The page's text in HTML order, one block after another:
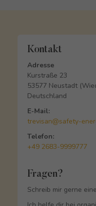
Kontakt
Adresse
Kurstraße 23
53577 Neustadt
Deutschland
E-Mail:
trevisan@safety-
Telefon:
+49 2683-9999777
Fragen?
Schreib mir gerne